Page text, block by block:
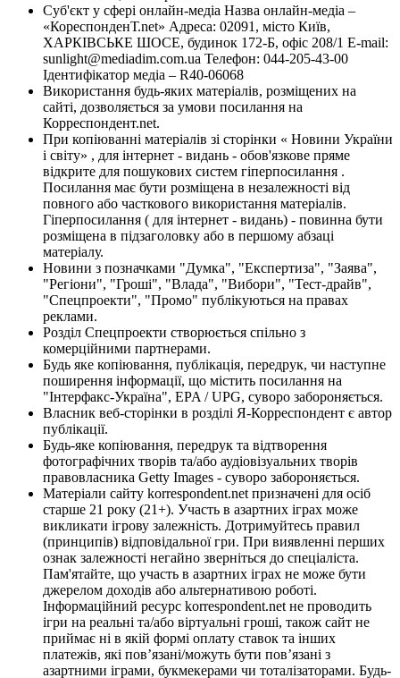
Суб'єкт у сфері онлайн-медіа Назва онлайн-медіа –
«КореспонденТ.net» Адреса: 02091, місто Київ,
ХАРКІВСЬКЕ ШОСЕ, будинок 172-Б, офіс 208/1 E-mail:
sunlight@mediadim.com.ua Телефон: 044-205-43-00
Ідентифікатор медіа – R40-06068
Використання будь-яких матеріалів, розміщених на
сайті, дозволяється за умови посилання на
Корреспондент.net.
При копіюванні матеріалів зі сторінки « Новини України
і світу» , для інтернет - видань - обов'язкове пряме
відкрите для пошукових систем гіперпосилання .
Посилання має бути розміщена в незалежності від
повного або часткового використання матеріалів.
Гіперпосилання ( для інтернет - видань) - повинна бути
розміщена в підзаголовку або в першому абзаці
матеріалу.
Новини з позначками "Думка", "Експертиза", "Заява",
"Регіони", "Гроші", "Влада", "Вибори", "Тест-драйв",
"Спецпроекти", "Промо" публікуються на правах
реклами.
Розділ Спецпроекти створюється спільно з
комерційними партнерами.
Будь яке копіювання, публікація, передрук, чи наступне
поширення інформації, що містить посилання на
"Інтерфакс-Україна", EPA / UPG, суворо забороняється.
Власник веб-сторінки в розділі Я-Корреспондент є автор
публікації.
Будь-яке копіювання, передрук та відтворення
фотографічних творів та/або аудіовізуальних творів
правовласника Getty Images - суворо забороняється.
Матеріали сайту korrespondent.net призначені для осіб
старше 21 року (21+). Участь в азартних іграх може
викликати ігрову залежність. Дотримуйтесь правил
(принципів) відповідальної гри. При виявленні перших
ознак залежності негайно зверніться до спеціаліста.
Пам'ятайте, що участь в азартних іграх не може бути
джерелом доходів або альтернативою роботі.
Інформаційний ресурс korrespondent.net не проводить
ігри на реальні та/або віртуальні гроші, також сайт не
приймає ні в якій формі оплату ставок та інших
платежів, які пов’язані/можуть бути пов’язані з
азартними іграми, букмекерами чи тоталізаторами. Будь-